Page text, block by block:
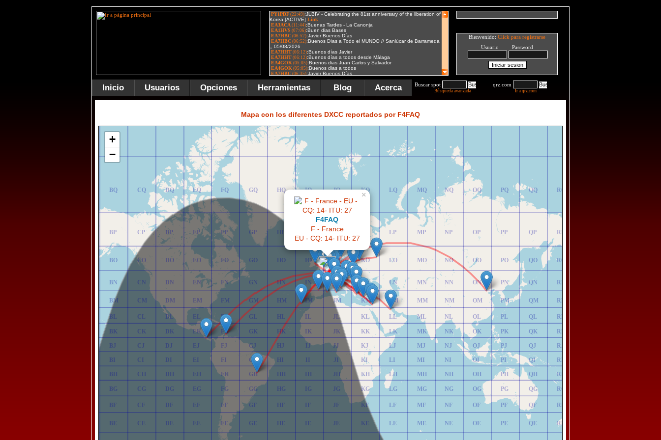
Bienvenido: Click para registrarse
Usuario Password
Inicio Usuarios Opciones Herramientas Blog Acerca Buscar spot
Búsqueda avanzada
qrz.com
Ir a qrz.com
Mapa con los diferentes DXCC reportados por F4FAQ
BE
BF
BG
BH
BI
BJ
BK
BL
BM
BN
BO
BP
BQ
BR
CE
CF
CG
CH
CI
CJ
CK
CL
CM
CN
CO
CP
CQ
CR
DE
DF
DG
DH
DI
DJ
DK
DL
DM
DN
DO
DP
DQ
DR
EE
EF
EG
EH
EI
EJ
EK
EL
EM
EN
EO
EP
EQ
ER
FE
FF
FG
FH
FI
FJ
FK
FL
FM
FN
FO
FP
FQ
FR
GE
GF
GG
GH
GI
GJ
GK
GL
GM
GN
GO
GP
GQ
GR
HE
HF
HG
HJ
HK
HL
HM
HN
HO
HP
HQ
HR
IE
IF
IG
IJ
IK
IL
IM
IN
IO
IQ
IR
JE
JF
JG
JH
JI
JJ
JK
JL
JM
JN
JO
JP
JQ
JR
KE
KF
KG
KH
KI
KJ
KK
KL
KM
KN
KO
KQ
KR
LE
LF
LG
LH
LI
LJ
LK
LL
LM
LN
LO
LP
LQ
LR
ME
MF
MG
MH
MI
MJ
MK
ML
MM
MN
MO
MP
MQ
MR
NE
NF
NG
NH
NI
NJ
NK
NL
NM
NN
NO
NP
NQ
NR
OE
OF
OG
OH
OI
OJ
OK
OL
OM
ON
OO
OP
OQ
OR
PE
PF
PG
PH
PI
PJ
PK
PL
PM
PN
PO
PP
PQ
PR
QE
QF
QG
QH
QI
QJ
QK
QL
QM
QN
QO
QP
QQ
QR
RE
RF
RG
RH
RI
RJ
RK
RL
RM
RN
RO
RP
RQ
RR
F4FAQ
F - France
EU - CQ: 14- ITU: 27
×
+
−